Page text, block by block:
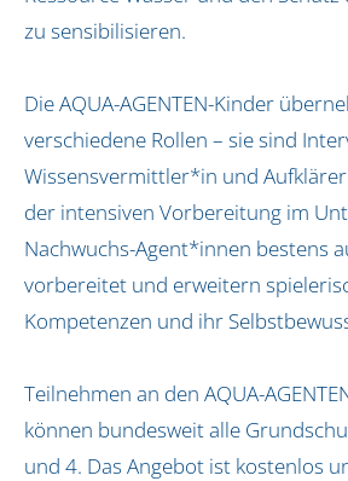
Vor Ort
Biosphärenband Schaalsee-
Dithmarschen
Erfurt
Hamburg
Jena und Weimar
Koblenz
Köln, Pulheim und Frechen
Oldenburg und Ostfriesland
Rhein-Taunus
Schleswig-Holstein
zu sensibilisieren.
Die AQUA-AGENTEN-Kinder
verschiedene Rollen – sie sind
Wissensvermittler*in und
der intensiven Vorbereitung im
Nachwuchs-Agent*innen bestens
vorbereitet und erweitern
Kompetenzen und ihr
Teilnehmen an den AQUA-
können bundesweit alle
und 4. Das Angebot ist kostenlos